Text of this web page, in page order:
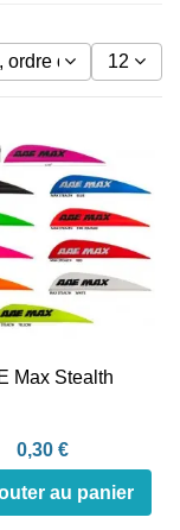
ordre décroissant
12
Max Stealth
0,30 €
au panier